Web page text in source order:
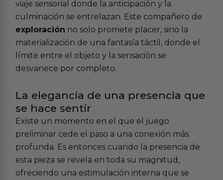
viaje sensorial donde la anticipación y la
culminación se entrelazan. Este compañero de
exploración no solo promete placer, sino la
materialización de una fantasía táctil, donde el
límite entre el objeto y la sensación se
desvanece por completo.
La elegancia de una presencia que
se hace sentir
Existe un momento en el que el juego
preliminar cede el paso a una conexión más
profunda. Es entonces cuando la presencia de
esta pieza se revela en toda su magnitud,
ofreciendo una estimulación interna que se